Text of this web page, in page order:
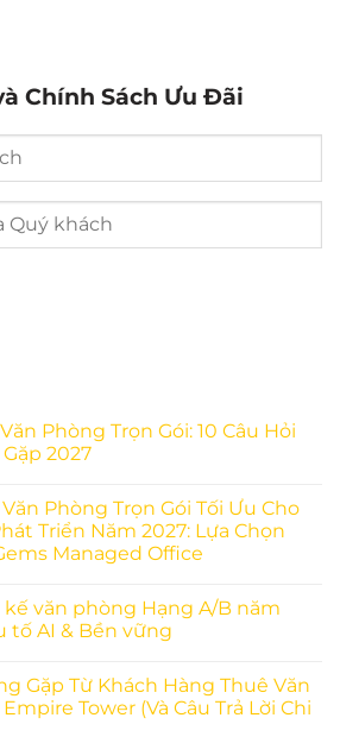
Chính Sách Ưu Đãi
Phòng Trọn Gói: 10 Câu Hỏi
2027
Phòng Trọn Gói Tối Ưu Cho
Triển Năm 2027: Lựa Chọn
Managed Office
văn phòng Hạng A/B năm
tố AI & Bền vững
Gặp Từ Khách Hàng Thuê Văn
Tower (Và Câu Trả Lời Chi